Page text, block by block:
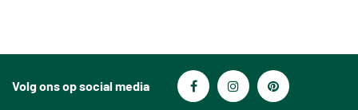
Volg ons op social media